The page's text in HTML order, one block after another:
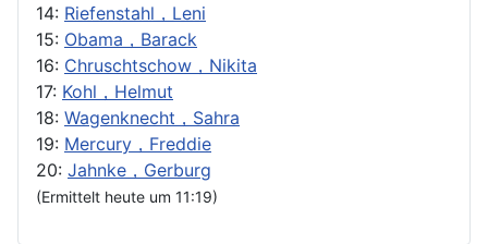
14: Riefenstahl，Leni
15: Obama，Barack
16: Chruschtschow，Nikita
17: Kohl，Helmut
18: Wagenknecht，Sahra
19: Mercury，Freddie
20: Jahnke，Gerburg
(Ermittelt heute um 11:19)